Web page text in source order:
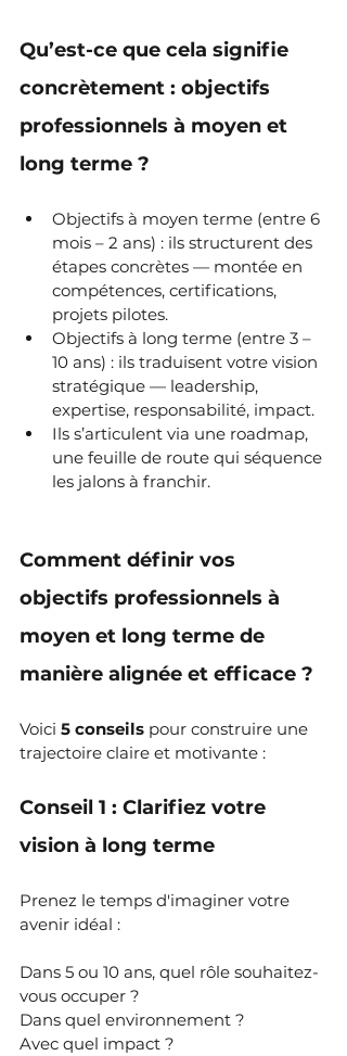
Qu’est-ce que cela signifie
concrètement : objectifs
professionnels à moyen et
long terme ?
Objectifs à moyen terme (entre 6
mois – 2 ans) : ils structurent des
étapes concrètes — montée en
compétences, certifications,
projets pilotes.
Objectifs à long terme (entre 3 –
10 ans) : ils traduisent votre vision
stratégique — leadership,
expertise, responsabilité, impact.
Ils s’articulent via une roadmap,
une feuille de route qui séquence
les jalons à franchir.
Comment définir vos
objectifs professionnels à
moyen et long terme de
manière alignée et efficace ?
Voici 5 conseils pour construire une
trajectoire claire et motivante :
Conseil 1 : Clarifiez votre
vision à long terme
Prenez le temps d'imaginer votre
avenir idéal :
Dans 5 ou 10 ans, quel rôle souhaitez-
vous occuper ?
Dans quel environnement ?
Avec quel impact ?